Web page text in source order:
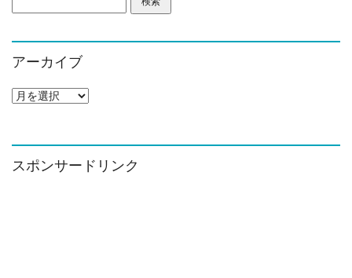
索:
アーカイブ
ア
イ
ブ
スポンサードリンク